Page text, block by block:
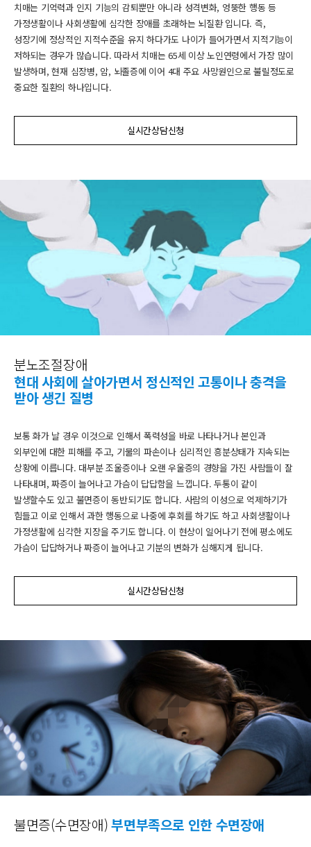
치매는 기억력과 인지 기능의 감퇴뿐만 아니라 성격변화, 엉뚱한 행동 등
가정생활이나 사회생활에 심각한 장애를 초래하는 뇌질환 입니다. 즉,
성장기에 정상적인 지적수준을 유지 하다가도 나이가 들어가면서 지적기능이
저하되는 경우가 많습니다. 따라서 치매는 65세 이상 노인연령에서 가장 많이
발생하며, 현재 심장병, 암, 뇌졸증에 이어 4대 주요 사망원인으로 불릴정도로
중요한 질환의 하나입니다.
실시간상담신청
분노조절장애
현대 사회에 살아가면서 정신적인 고통이나 충격을
받아 생긴 질병
보통 화가 날 경우 이것으로 인해서 폭력성을 바로 나타나거나 본인과
외부인에 대한 피해를 주고, 기물의 파손이나 심리적인 흥분상태가 지속되는
상황에 이릅니다. 대부분 조울증이나 오랜 우울증의 경향을 가진 사람들이 잘
나타내며, 짜증이 늘어나고 가슴이 답답함을 느낍니다. 두통이 같이
발생할수도 있고 불면증이 동반되기도 합니다. 사람의 이성으로 억제하기가
힘들고 이로 인해서 과한 행동으로 나중에 후회를 하기도 하고 사회생활이나
가정생활에 심각한 지장을 주기도 합니다. 이 현상이 일어나기 전에 평소에도
가슴이 답답하거나 짜증이 늘어나고 기분의 변화가 심해지게 됩니다.
실시간상담신청
불면증(수면장애)부면부족으로 인한 수면장애